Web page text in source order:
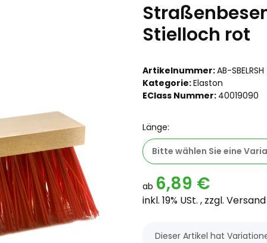
Stielloch rot
Artikelnummer:AB-SBELRSH
Kategorie:Elaston
EClass Nummer: 40019090
Länge:
Bitte wählen Sie eine
ab 6,89 €
inkl. 19% USt. , zzgl. Versand
x
Dieser Artikel hat